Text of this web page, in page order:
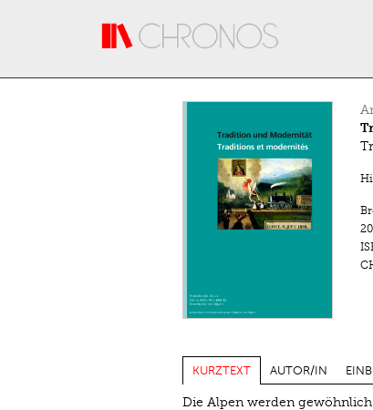
KURZTEXT AUTOR/IN
Die Alpen werden